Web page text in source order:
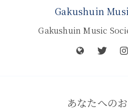
Gakushuin
Gakushuin Music
あなたへの